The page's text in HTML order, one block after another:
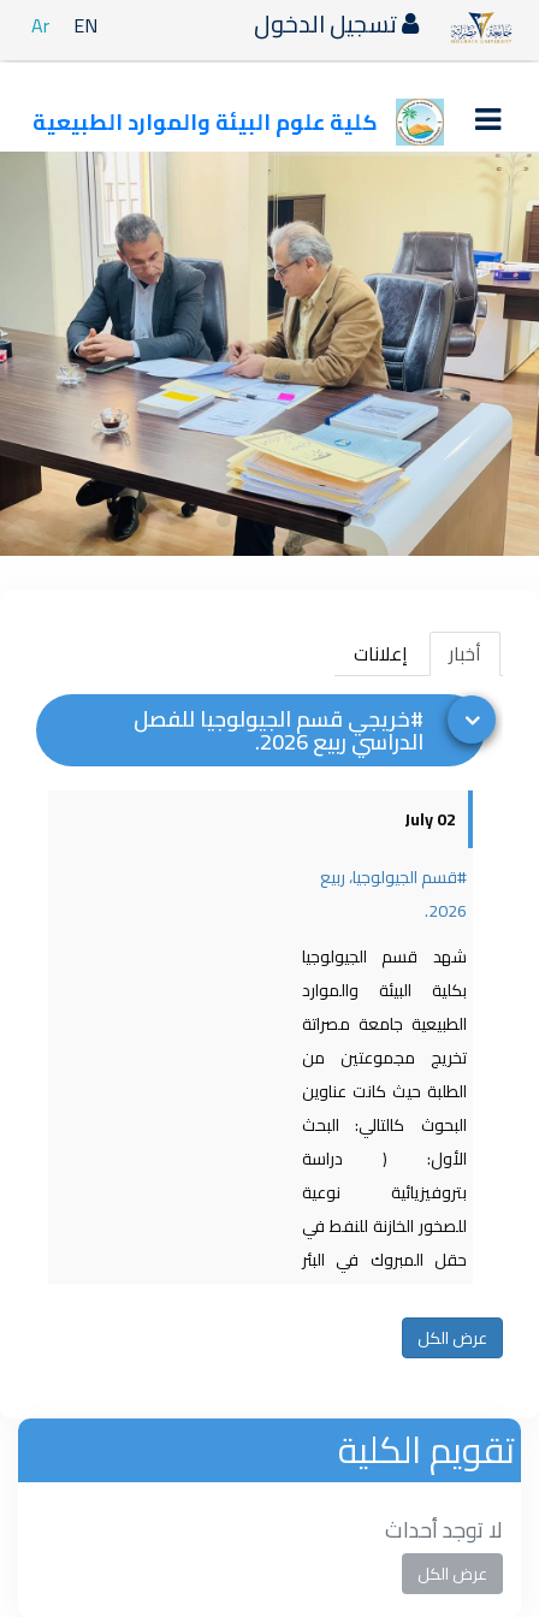
Ar EN تسجيل الدخول
كلية علوم البيئة والموارد الطبيعية
أخبار إعلانات
#خريجي قسم الجيولوجيا للفصل
الدراسي ربيع 2026.
02 July
#قسم الجيولوجيا، ربيع
2026.
شهد قسم الجيولوجيا
بكلية البيئة والموارد
الطبيعية جامعة مصراتة
تخريج مجموعتين من
الطلبة حيث كانت عناوين
البحوث كالتالي: البحث
الأول: ( دراسة
بتروفيزيائية نوعية
للصخور الخازنة للنفط في
حقل المبروك في البئر
كلية البيئة والموارد الطبيعية تُطلق
فعاليات المعرض البيئي الزراعي
الأول
توقيع ثلاث مذكرات تفاهم من قبل
كلية البيئة والموارد الطبيعية
عرض الكل
تقويم الكلية
لا توجد أحداث
عرض الكل